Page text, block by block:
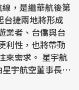
，是繼華航後第
台捷兩地將形成
業者、台僑與台
利性，也將帶動
。 星宇航
宇航空董事長張